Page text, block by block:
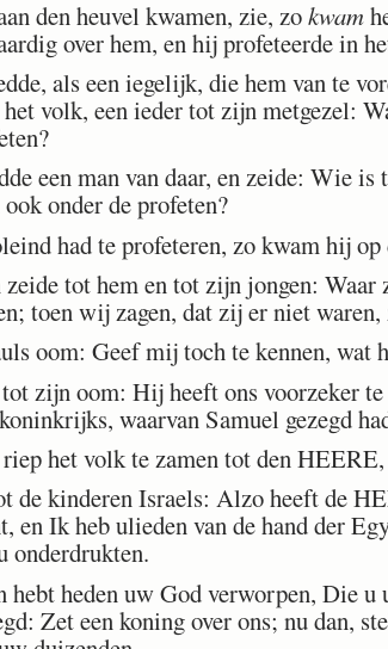
den heuvel kwamen, zie, zokwam
over hem, en hij profeteerde in
als een iegelijk, die hem van te
volk, een ieder tot zijn metgezel:
een man van daar, en zeide: Wie
onder de profeten?
had te profeteren, zo kwam hij op
tot hem en tot zijn jongen:
toen wij zagen, dat zij er niet
oom: Geef mij toch te kennen, wat
zijn oom: Hij heeft ons voorzeker te
waarvan Samuel gezegd
het volk te zamen tot den
de kinderen Israels: Alzo heeft de
en Ik heb ulieden van de hand der
onderdrukten.
heden uw God verworpen, Die
Zet een koning over ons; nu dan,